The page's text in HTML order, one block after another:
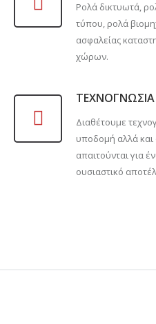
Ρολά δικτυωτά,
τύπου, ρολά
ασφαλείας
χώρων.
ΤΕΧΝΟΓΝΩΣΙΑ
Διαθέτουμε
υποδομή αλλά και
απαιτούνται για
ουσιαστικό